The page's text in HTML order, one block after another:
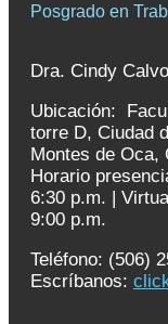
Posgrado en
Dra. Cindy
Ubicación:
torre D, Ciudad
Montes de Oca,
Horario
6:30 p.m. | V
9:00 p.m.
Teléfono: (506)
Escríbanos: